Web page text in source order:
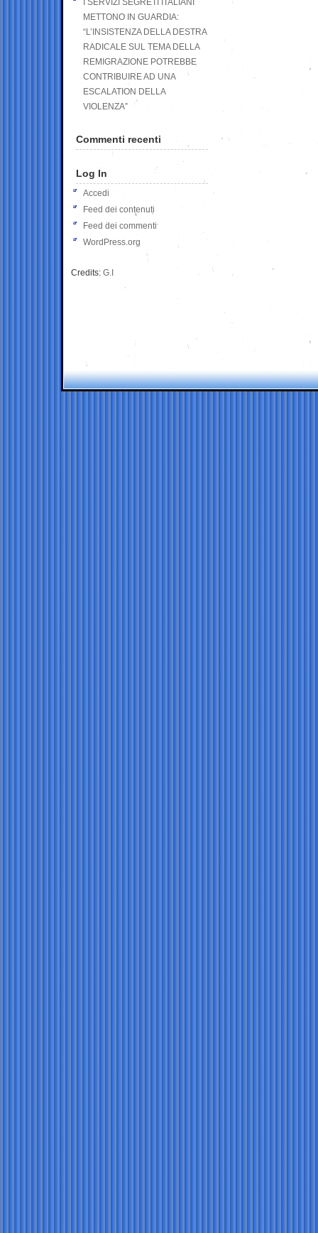
I SERVIZI SEGRETI ITALIANI
METTONO IN GUARDIA:
“L’INSISTENZA DELLA DESTRA
RADICALE SUL TEMA DELLA
REMIGRAZIONE POTREBBE
CONTRIBUIRE AD UNA
ESCALATION DELLA
VIOLENZA”
Commenti recenti
Log In
Accedi
Feed dei contenuti
Feed dei commenti
WordPress.org
Credits: G.I